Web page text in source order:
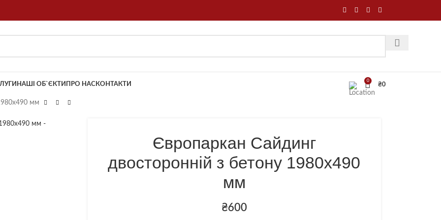
НАШІ ОБ`ЄКТИ ПРО НАСКОНТАКТИ
0
₴0
мм
Європаркан Сайдинг
двосторонній з бетону 1980х490
мм
₴600